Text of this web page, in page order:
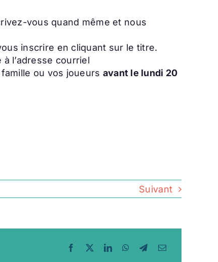
vous quand même et nous
inscrire en cliquant sur le titre.
l’adresse courriel
ou vos joueurs avant le lundi 20
Suivant